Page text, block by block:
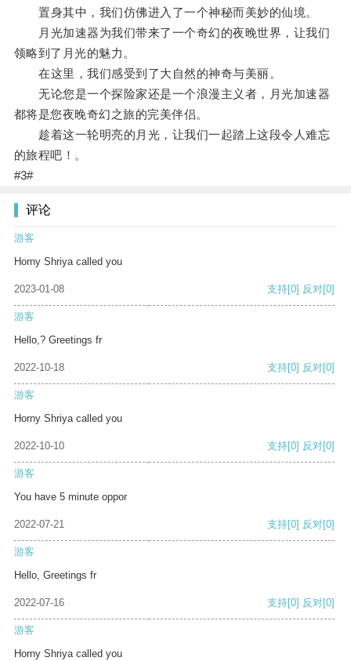
置身其中，我们仿佛进入了一个神秘而美妙的仙境。
月光加速器为我们带来了一个奇幻的夜晚世界，让我们
领略到了月光的魅力。
在这里，我们感受到了大自然的神奇与美丽。
无论您是一个探险家还是一个浪漫主义者，月光加速器
都将是您夜晚奇幻之旅的完美伴侣。
趁着这一轮明亮的月光，让我们一起踏上这段令人难忘
的旅程吧！。
#3#
评论
游客
Horny Shriya called you
2023-01-08 支持[0] 反对[0]
游客
Hello,? Greetings fr
2022-10-18 支持[0] 反对[0]
游客
Horny Shriya called you
2022-10-10 支持[0] 反对[0]
游客
You have 5 minute oppor
2022-07-21 支持[0] 反对[0]
游客
Hello, Greetings fr
2022-07-16 支持[0] 反对[0]
游客
Horny Shriya called you